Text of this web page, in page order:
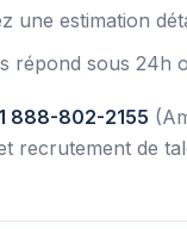
une estimation
répond sous 24h
1 888-802-2155
recrutement de